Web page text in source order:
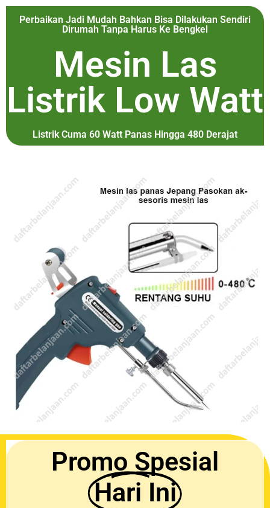
Perbaikan Jadi Mudah Bahkan Bisa Dilakukan Sendiri
Dirumah Tanpa Harus Ke Bengkel
Mesin Las
Listrik Low Watt
Listrik Cuma 60 Watt Panas Hingga 480 Derajat
Promo Spesial
Hari Ini